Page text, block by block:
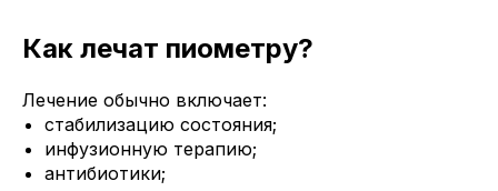
Как лечат пиометру?
Лечение обычно включает:
стабилизацию состояния;
инфузионную терапию;
антибиотики;